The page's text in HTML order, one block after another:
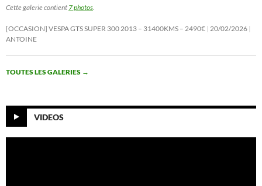
Cette galerie contient 7 photos.
[OCCASION] VESPA GTS SUPER 300 2013 – 31400KMS – 2490€ 20/02/2026
ANTOINE
TOUTES LES GALERIES →
VIDEOS